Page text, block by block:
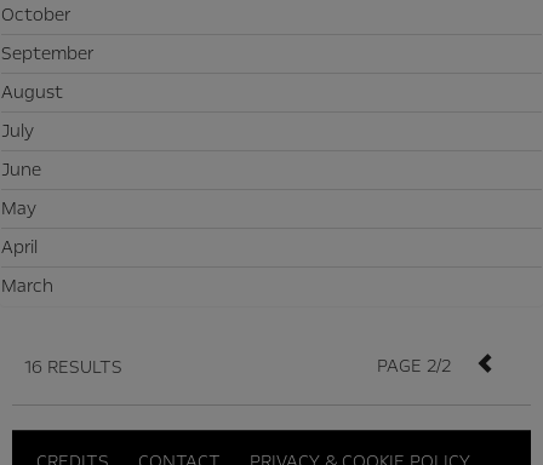
October
September
August
July
June
May
April
March
16 RESULTS PAGE 2/2